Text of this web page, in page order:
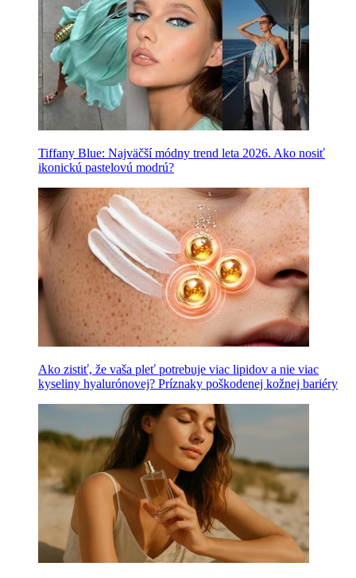
Tiffany Blue: Najväčší módny trend leta 2026. Ako nosiť
ikonickú pastelovú modrú?
Ako zistiť, že vaša pleť potrebuje viac lipidov a nie viac
kyseliny hyalurónovej? Príznaky poškodenej kožnej bariéry